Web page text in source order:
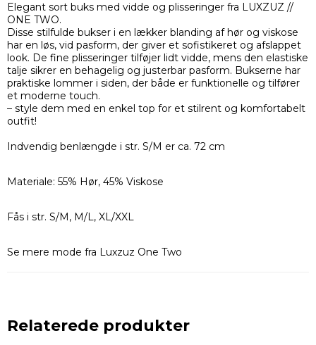
Elegant sort buks med vidde og plisseringer fra LUXZUZ //
ONE TWO.
Disse stilfulde bukser i en lækker blanding af hør og viskose
har en løs, vid pasform, der giver et sofistikeret og afslappet
look. De fine plisseringer tilføjer lidt vidde, mens den elastiske
talje sikrer en behagelig og justerbar pasform. Bukserne har
praktiske lommer i siden, der både er funktionelle og tilfører
et moderne touch.
– style dem med en enkel top for et stilrent og komfortabelt
outfit!
Indvendig benlængde i str. S/M er ca. 72 cm
Materiale: 55% Hør, 45% Viskose
Fås i str. S/M, M/L, XL/XXL
Se mere mode fra Luxzuz One Two
Relaterede produkter